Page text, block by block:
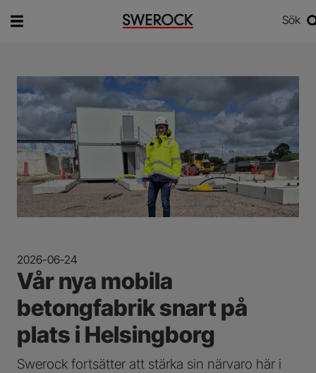
Sök
2026-06-24
Vår nya mobila
betongfabrik snart på
plats i Helsingborg
Swerock fortsätter att stärka sin närvaro här i